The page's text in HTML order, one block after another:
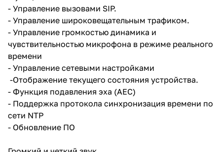
- Управление вызовами SIP.
- Управление широковещательным трафиком.
- Управление громкостью динамика и
чувствительностью микрофона в режиме реального
времени
- Управление сетевыми настройками
-Отображение текущего состояния устройства.
- Функция подавления эха (AEC)
- Поддержка протокола синхронизация времени по
сети NTP
- Обновление ПО